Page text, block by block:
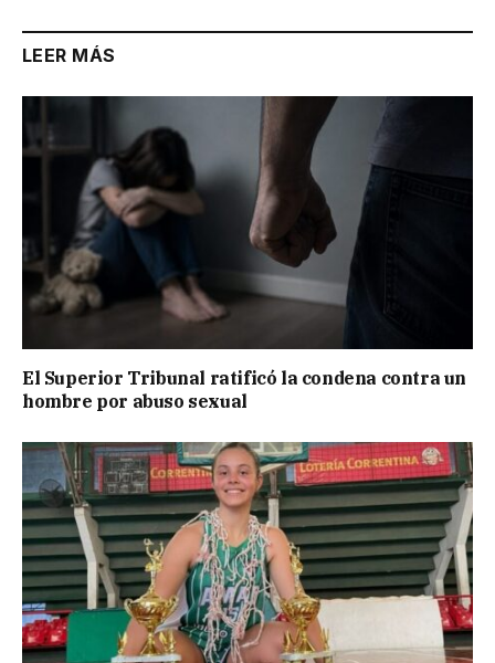
LEER MÁS
El Superior Tribunal ratificó la condena contra un
hombre por abuso sexual